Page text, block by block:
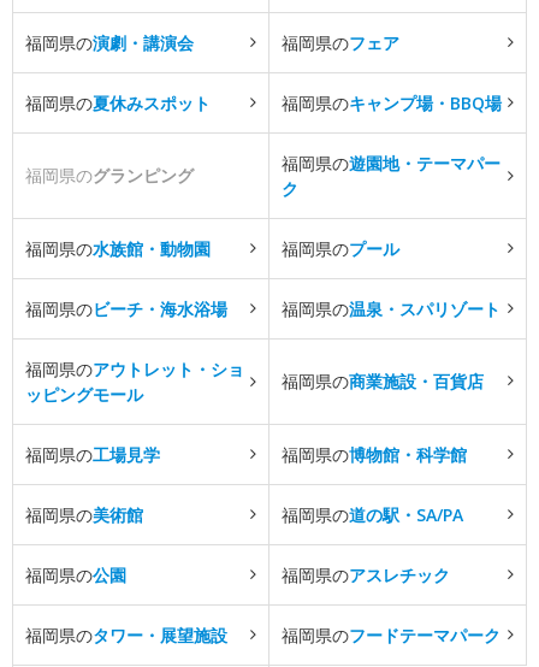
福岡県の演劇・講演会 福岡県のフェア
福岡県の夏休みスポット 福岡県のキャンプ場・BBQ場
福岡県のグランピング
福岡県の遊園地・テーマパー
ク
福岡県の水族館・動物園 福岡県のプール
福岡県のビーチ・海水浴場 福岡県の温泉・スパリゾート
福岡県のアウトレット・ショ
ッピングモール
福岡県の商業施設・百貨店
福岡県の工場見学 福岡県の博物館・科学館
福岡県の美術館 福岡県の道の駅・SA/PA
福岡県の公園 福岡県のアスレチック
福岡県のタワー・展望施設 福岡県のフードテーマパーク